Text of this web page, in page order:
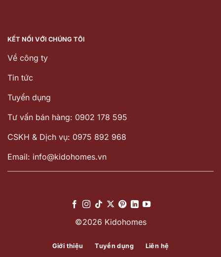
KẾT NỐI VỚI CHÚNG TÔI
Về công ty
Tin tức
Tuyển dụng
Tư vấn bán hàng: 0902 178 595
CSKH & Dịch vụ: 0975 892 968
Email: info@kidohomes.vn
©2026 Kidohomes
Giới thiệu Tuyển dụng Liên hệ